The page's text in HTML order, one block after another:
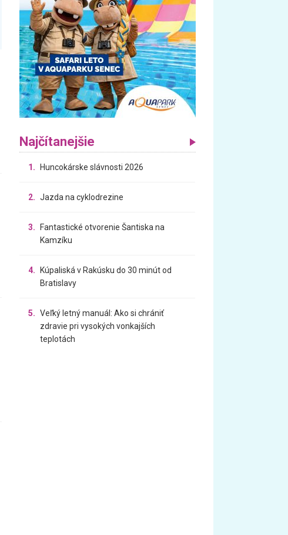
Najčítanejšie
1. Huncokárske slávnosti 2026
2. Jazda na cyklodrezine
3.
Fantastické otvorenie Šantiska na
Kamzíku
4.
Kúpaliská v Rakúsku do 30 minút od
Bratislavy
5. Veľký letný manuál: Ako si chrániť
zdravie pri vysokých vonkajších
teplotách